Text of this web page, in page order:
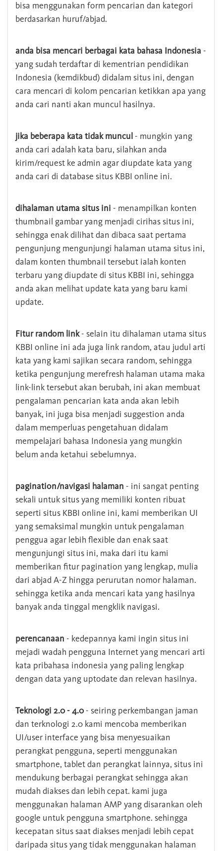
bisa menggunakan form pencarian dan kategori
berdasarkan huruf/abjad.
anda bisa mencari berbagai kata bahasa Indonesia -
yang sudah terdaftar di kementrian pendidikan
Indonesia (kemdikbud) didalam situs ini, dengan
cara mencari di kolom pencarian ketikkan apa yang
anda cari nanti akan muncul hasilnya.
jika beberapa kata tidak muncul - mungkin yang
anda cari adalah kata baru, silahkan anda
kirim/request ke admin agar diupdate kata yang
anda cari di database situs KBBI online ini.
dihalaman utama situs ini - menampilkan konten
thumbnail gambar yang menjadi cirihas situs ini,
sehingga enak dilihat dan dibaca saat pertama
pengunjung mengunjungi halaman utama situs ini,
dalam konten thumbnail tersebut ialah konten
terbaru yang diupdate di situs KBBI ini, sehingga
anda akan melihat update kata yang baru kami
update.
Fitur random link- selain itu dihalaman utama situs
KBBI online ini ada juga link random, atau judul arti
kata yang kami sajikan secara random, sehingga
ketika pengunjung merefresh halaman utama maka
link-link tersebut akan berubah, ini akan membuat
pengalaman pencarian kata anda akan lebih
banyak, ini juga bisa menjadi suggestion anda
dalam memperluas pengetahuan didalam
mempelajari bahasa Indonesia yang mungkin
belum anda ketahui sebelumnya.
pagination/navigasi halaman - ini sangat penting
sekali untuk situs yang memiliki konten ribuat
seperti situs KBBI online ini, kami memberikan UI
yang semaksimal mungkin untuk pengalaman
penggua agar lebih flexible dan enak saat
mengunjungi situs ini, maka dari itu kami
memberikan fitur pagination yang lengkap, mulia
dari abjad A-Z hingga perurutan nomor halaman.
sehingga ketika anda mencari kata yang hasilnya
banyak anda tinggal mengklik navigasi.
perencanaan - kedepannya kami ingin situs ini
mejadi wadah pengguna Internet yang mencari arti
kata pribahasa indonesia yang paling lengkap
dengan data yang uptodate dan relevan hasilnya.
Teknologi 2.0 - 4.0- seiring perkembangan jaman
dan terknologi 2.0 kami mencoba memberikan
UI/user interface yang bisa menyesuaikan
perangkat pengguna, seperti menggunakan
smartphone, tablet dan perangkat lainnya, situs ini
mendukung berbagai perangkat sehingga akan
mudah diakses dan lebih cepat. kami juga
menggunakan halaman AMP yang disarankan oleh
google untuk pengguna smartphone. sehingga
kecepatan situs saat diakses menjadi lebih cepat
daripada situs yang tidak menggunakan halaman